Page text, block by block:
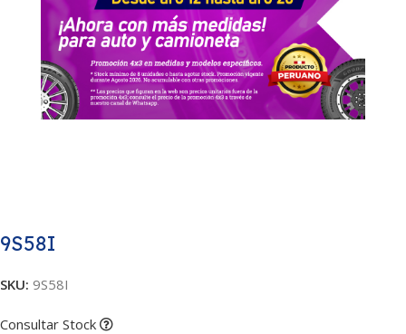
9S58I
SKU: 9S58I
Consultar Stock